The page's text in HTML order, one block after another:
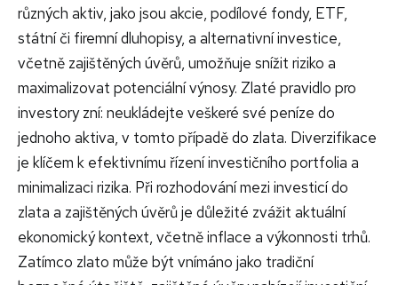
různých aktiv, jako jsou akcie, podílové fondy, ETF,
státní či firemní dluhopisy, a alternativní investice,
včetně zajištěných úvěrů, umožňuje snížit riziko a
maximalizovat potenciální výnosy. Zlaté pravidlo pro
investory zní: neukládejte veškeré své peníze do
jednoho aktiva, v tomto případě do zlata. Diverzifikace
je klíčem k efektivnímu řízení investičního portfolia a
minimalizaci rizika. Při rozhodování mezi investicí do
zlata a zajištěných úvěrů je důležité zvážit aktuální
ekonomický kontext, včetně inflace a výkonnosti trhů.
Zatímco zlato může být vnímáno jako tradiční